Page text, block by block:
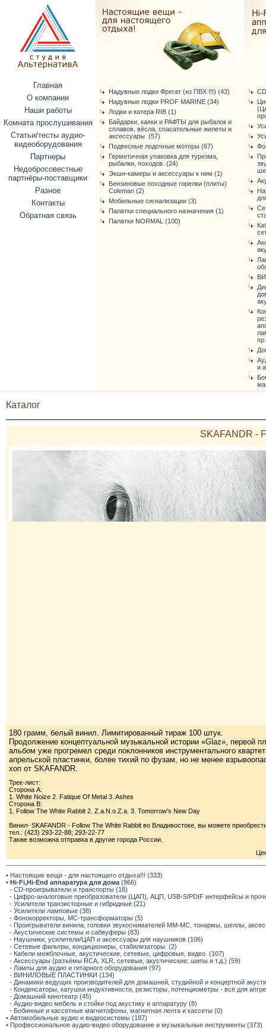
Главная
О компании
Наши работы
Комната прослушивания
Статьи/тесты аудио-
видеоборудования
Партнеры
Недобросовестные
партнёры-поставщики
Разное
Контакты
Обратная связь
Надувные лодки Фрегат (из ПВХ !!!) (43)
Надувные лодки PROF MARINE (34)
Лодки и катера RIB (1)
Байдарки, каяки и РАФТЫ для рыбалок и
сплавов, вёсла, спасательные жилеты и
аксессуары (57)
Подвесные лодочные моторы (67)
Герметичная упаковка для туризма,
рыбалки, походов. (24)
Экшн-камеры и аксессуары к ним (1)
Бензиновые походные горелки (плиты)
Coleman (2)
Мобильные сигнализации (3)
Палатки специального назначения (1)
Палатки NORMAL (100)
и
Каталог
SKAFANDR -
180 грамм, белый винил. Лимитированный тираж 100 штук.
Продолжение концептуальной музыкальной истории «Glaz», первой
альбом уже прогремел среди поклонников инструментального
апрельской пластинки, более тихий по фузам, но не менее
хоп от SKAFANDR.
Трек-лист:
Сторона А:
1. White Noize 2. Fatique Of Metal 3. Ashes
Сторона В:
1. Follow The White Rabbit 2. Z.a.N.o.Z.a. 3. Tomorrow's New Day
Винил- SKAFANDR - Follow The White Rabbit во Владивостоке, вы можете
тел.: (423) 293-22-88; 293-22-77
Также возможна отправка в другие города России.
• Настоящие вещи - для настоящего отдыха!!! (333)
• Hi-Fi,Hi-End аппаратура для дома (966)
- CD-проигрыватели и транспорты (18)
- Цифро-аналоговые преобразователи (ЦАП), АЦП, USB-S/PDIF интерфейсы и
- Усилители транзисторные и гибридные (21)
- Усилители ламповые (38)
- Фонокорректоры, МС-трансформаторы (5)
- Проигрыватели винила, головки звукоснимателей ММ-МС, тонармы, шеллы,
- Акустические системы и сабвуферы (83)
- Наушники, усилители/ЦАП и аксессуары для наушников (106)
- Сетевые фильтры, кондиционеры, стабилизаторы. (2)
- Кабели межблочные, акустические, сетевые, цифровые, видео. (107)
- Аксессуары (разъёмы RCA, XLR, сетевые, акустические; шипы и т.д.) (59)
- Лампы для аудио и гитарного оборудования (97)
- ВИНИЛОВЫЕ ПЛАСТИНКИ (134)
- Динамики ведущих производителей для домашней, студийной и концертной
- Конденсаторы, катушки индуктивности, резисторы, потенциометры - всё для
- Домашний кинотеатр (45)
- Аудио-видео мебель и стойки под акустику и аппаратуру (8)
- Бобинные и кассетные магнитофоны, магнитная лента и кассеты (0)
• Автомобильные аудио и видеосистемы (187)
• Профессиональное аудио-видео оборудование и музыкальные инструменты (373)